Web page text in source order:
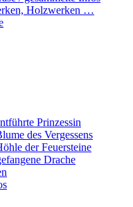
Holzwerken …
Prinzessin
des Vergessens
der Feuersteine
Drache